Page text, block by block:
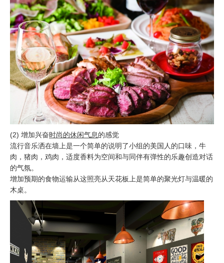
(2) 增加兴奋时尚的休闲气息的感觉
流行音乐洒在墙上是一个简单的说明了小组的美国人的口味，牛
肉，猪肉，鸡肉，适度香料为空间和与同伴有弹性的乐趣创造对话
的气氛。
增加预期的食物运输从这照亮从天花板上是简单的聚光灯与温暖的
木桌。